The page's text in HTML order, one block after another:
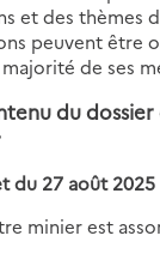
et des thèmes
peuvent être
de ses
du
du 27 août 2025
minier est